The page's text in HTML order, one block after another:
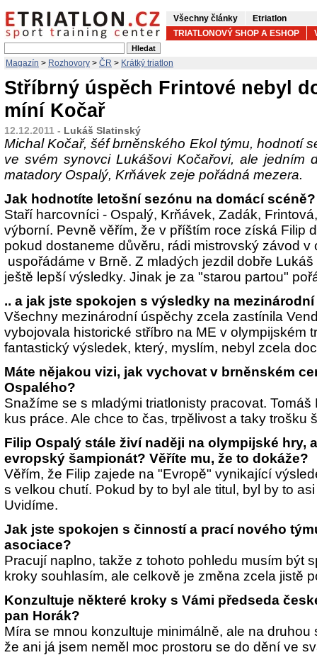
Všechny články
Etriatlon
TRIATLONOVÝ SHOP A ESHOP
Magazín > Rozhovory > ČR > Krátký triatlon
Stříbrný úspěch Frintové nebyl
míní Kočař
12.12.2011 - Lukáš Slatinský
Michal Kočař, šéf brněnského Ekol týmu, hodnotí
ve svém synovci Lukášovi Kočařovi, ale jedním
matadory Ospalý, Krňávek zeje pořádná mezera.
Jak hodnotíte letošní sezónu na domácí scéně?
Staří harcovníci - Ospalý, Krňávek, Zadák,
výborní. Pevně věřím, že v příštím roce získá Filip
pokud dostaneme důvěru, rádi mistrovský závod v
uspořádáme v Brně. Z mladých jezdil dobře
ještě lepší výsledky. Jinak je za "starou partou"
.. a jak jste spokojen s výsledky na
Všechny mezinárodní úspěchy zcela zastínila
vybojovala historické stříbro na ME v olympijském
fantastický výsledek, který, myslím, nebyl zcela
Máte nějakou vizi, jak vychovat v brněnském
Ospalého?
Snažíme se s mladými triatlonisty pracovat.
kus práce. Ale chce to čas, trpělivost a taky trošku
Filip Ospalý stále živí naději na olympijské hry,
evropský šampionát? Věříte mu, že to dokáže?
Věřím, že Filip zajede na "Evropě" vynikající
s velkou chutí. Pokud by to byl ale titul, byl by to
Uvidíme.
Jak jste spokojen s činností a prací nového
asociace?
Pracují naplno, takže z tohoto pohledu musím být
kroky souhlasím, ale celkově je změna zcela jistě
Konzultuje některé kroky s Vámi předseda
pan Horák?
Míra se mnou konzultuje minimálně, ale na druhou
že ani já jsem neměl moc prostoru se do dění ve